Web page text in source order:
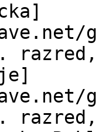
razred,
razred,